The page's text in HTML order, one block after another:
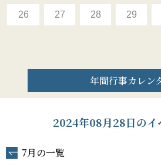
26 27 28 29
年間行事カレン
2024年08月28日のイ
7月の一覧